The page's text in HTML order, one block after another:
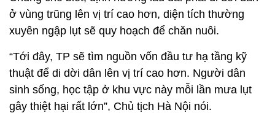
ở vùng trũng lên vị trí cao hơn, diện tích thường
xuyên ngập lụt sẽ quy hoạch để chăn nuôi.
“Tới đây, TP sẽ tìm nguồn vốn đầu tư hạ tầng kỹ
thuật để di dời dân lên vị trí cao hơn. Người dân
sinh sống, học tập ở khu vực này mỗi lần mưa lụt
gây thiệt hại rất lớn”, Chủ tịch Hà Nội nói.